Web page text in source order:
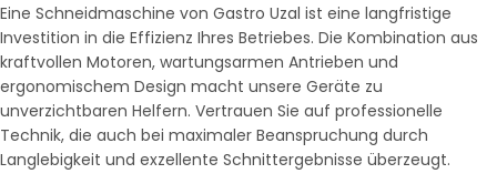
Eine Schneidmaschine von Gastro Uzal ist eine langfristige
Investition in die Effizienz Ihres Betriebes. Die Kombination aus
kraftvollen Motoren, wartungsarmen Antrieben und
ergonomischem Design macht unsere Geräte zu
unverzichtbaren Helfern. Vertrauen Sie auf professionelle
Technik, die auch bei maximaler Beanspruchung durch
Langlebigkeit und exzellente Schnittergebnisse überzeugt.